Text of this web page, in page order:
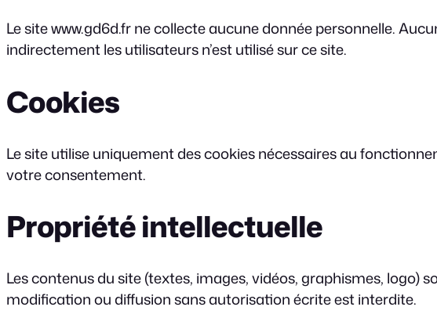
Le site www.gd6d.fr ne collecte aucune donnée personnelle.
indirectement les utilisateurs n’est utilisé sur ce site.
Cookies
Le site utilise uniquement des cookies nécessaires au
votre consentement.
Propriété intellectuelle
Les contenus du site (textes, images, vidéos, graphismes,
modification ou diffusion sans autorisation écrite est interdite.